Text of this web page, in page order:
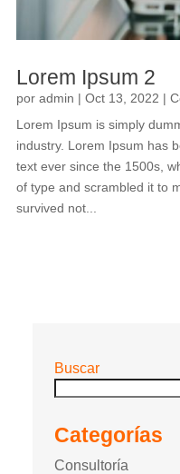
Lorem Ipsum 2
por admin | Oct 13, 2022 |
Lorem Ipsum is simply
industry. Lorem Ipsum has
text ever since the 1500s,
of type and scrambled it to
survived not...
Buscar
Categorías
Consultoría